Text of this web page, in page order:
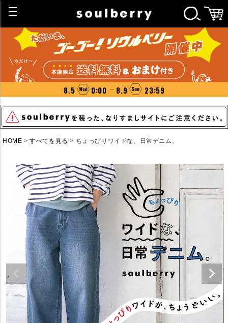
8.5 0:00 8.9 23:59
HOME すべてを見る ちょっぴりワイドな、日常デニム。